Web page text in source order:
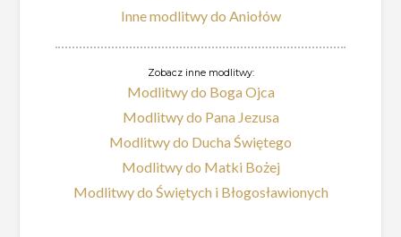
Inne modlitwy do Aniołów
Zobacz inne modlitwy:
Modlitwy do Boga Ojca
Modlitwy do Pana Jezusa
Modlitwy do Ducha Świętego
Modlitwy do Matki Bożej
Modlitwy do Świętych i Błogosławionych